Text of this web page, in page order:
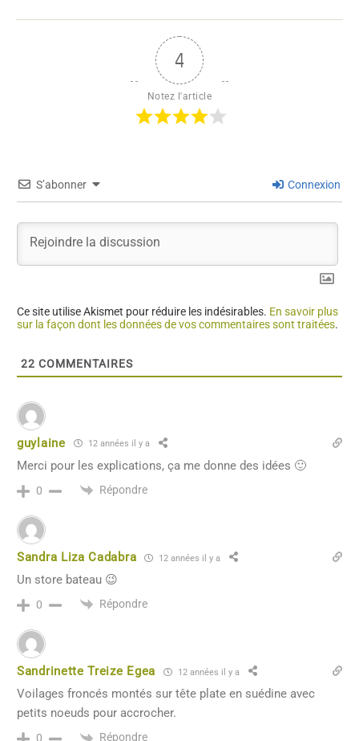
4
Notez l'article
S’abonner Connexion
Ce site utilise Akismet pour réduire les indésirables. En savoir plus
sur la façon dont les données de vos commentaires sont traitées.
22 COMMENTAIRES
guylaine 12 années il y a
Merci pour les explications, ça me donne des idées 🙂
0 Répondre
Sandra Liza Cadabra 12 années il y a
Un store bateau 😉
0 Répondre
Sandrinette Treize Egea 12 années il y a
Voilages froncés montés sur tête plate en suédine avec
petits noeuds pour accrocher.
0 Répondre